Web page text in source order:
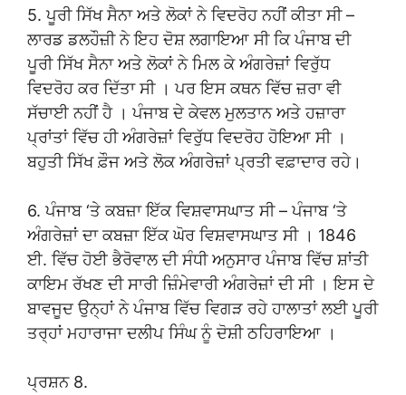
5. ਪੂਰੀ ਸਿੱਖ ਸੈਨਾ ਅਤੇ ਲੋਕਾਂ ਨੇ ਵਿਦਰੋਹ ਨਹੀਂ ਕੀਤਾ ਸੀ –
ਲਾਰਡ ਡਲਹੌਜ਼ੀ ਨੇ ਇਹ ਦੋਸ਼ ਲਗਾਇਆ ਸੀ ਕਿ ਪੰਜਾਬ ਦੀ
ਪੂਰੀ ਸਿੱਖ ਸੈਨਾ ਅਤੇ ਲੋਕਾਂ ਨੇ ਮਿਲ ਕੇ ਅੰਗਰੇਜ਼ਾਂ ਵਿਰੁੱਧ
ਵਿਦਰੋਹ ਕਰ ਦਿੱਤਾ ਸੀ । ਪਰ ਇਸ ਕਥਨ ਵਿੱਚ ਜ਼ਰਾ ਵੀ
ਸੱਚਾਈ ਨਹੀਂ ਹੈ । ਪੰਜਾਬ ਦੇ ਕੇਵਲ ਮੁਲਤਾਨ ਅਤੇ ਹਜ਼ਾਰਾ
ਪ੍ਰਾਂਤਾਂ ਵਿੱਚ ਹੀ ਅੰਗਰੇਜ਼ਾਂ ਵਿਰੁੱਧ ਵਿਦਰੋਹ ਹੋਇਆ ਸੀ ।
ਬਹੁਤੀ ਸਿੱਖ ਫ਼ੌਜ ਅਤੇ ਲੋਕ ਅੰਗਰੇਜ਼ਾਂ ਪ੍ਰਤੀ ਵਫ਼ਾਦਾਰ ਰਹੇ।
6. ਪੰਜਾਬ ‘ਤੇ ਕਬਜ਼ਾ ਇੱਕ ਵਿਸ਼ਵਾਸਘਾਤ ਸੀ – ਪੰਜਾਬ ‘ਤੇ
ਅੰਗਰੇਜ਼ਾਂ ਦਾ ਕਬਜ਼ਾ ਇੱਕ ਘੋਰ ਵਿਸ਼ਵਾਸਘਾਤ ਸੀ । 1846
ਈ. ਵਿੱਚ ਹੋਈ ਭੈਰੋਵਾਲ ਦੀ ਸੰਧੀ ਅਨੁਸਾਰ ਪੰਜਾਬ ਵਿੱਚ ਸ਼ਾਂਤੀ
ਕਾਇਮ ਰੱਖਣ ਦੀ ਸਾਰੀ ਜ਼ਿੰਮੇਵਾਰੀ ਅੰਗਰੇਜ਼ਾਂ ਦੀ ਸੀ । ਇਸ ਦੇ
ਬਾਵਜੂਦ ਉਨ੍ਹਾਂ ਨੇ ਪੰਜਾਬ ਵਿੱਚ ਵਿਗੜ ਰਹੇ ਹਾਲਾਤਾਂ ਲਈ ਪੂਰੀ
ਤਰ੍ਹਾਂ ਮਹਾਰਾਜਾ ਦਲੀਪ ਸਿੰਘ ਨੂੰ ਦੋਸ਼ੀ ਠਹਿਰਾਇਆ ।
ਪ੍ਰਸ਼ਨ 8.